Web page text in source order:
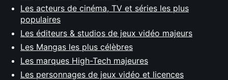
Les acteurs de cinéma, TV et séries les plus
populaires
Les éditeurs & studios de jeux vidéo majeurs
Les Mangas les plus célèbres
Les marques High-Tech majeures
Les personnages de jeux vidéo et licences